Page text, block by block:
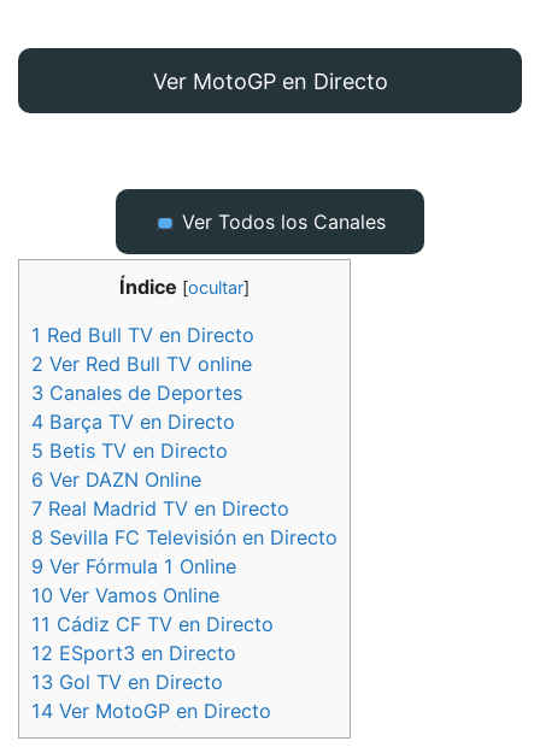
Ver MotoGP en Directo
Ver Todos los Canales
Índice [ocultar]
1 Red Bull TV en Directo
2 Ver Red Bull TV online
3 Canales de Deportes
4 Barça TV en Directo
5 Betis TV en Directo
6 Ver DAZN Online
7 Real Madrid TV en Directo
8 Sevilla FC Televisión en Directo
9 Ver Fórmula 1 Online
10 Ver Vamos Online
11 Cádiz CF TV en Directo
12 ESport3 en Directo
13 Gol TV en Directo
14 Ver MotoGP en Directo